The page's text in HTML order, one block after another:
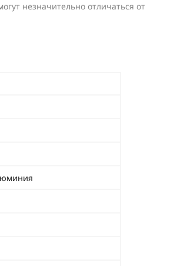
незначительно отличаться от